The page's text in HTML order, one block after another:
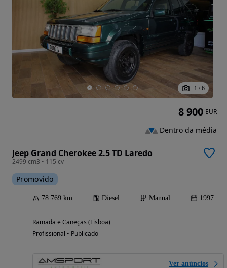
1 / 6
Jeep Grand Cherokee 2.5 TD Laredo
2499 cm3 • 115 cv
Promovido
78 769 km Diesel Manual 1997
Ramada e Caneças (Lisboa)
Profissional • Publicado
Ver anúncios
8 900 EUR
Dentro da média